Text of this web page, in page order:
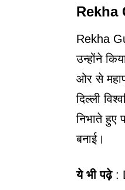
Rekha
Rekha
उन्होंने
ओर से
दिल्ली
निभाते हुए
बनाई।
ये भी पढ़े: